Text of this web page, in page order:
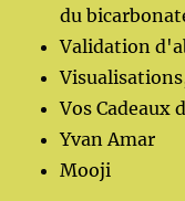
du
Validation
Vos Cadeaux
Yvan Amar
Mooji